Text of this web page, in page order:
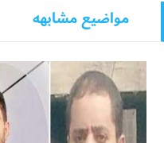
مواضيع مشابهه